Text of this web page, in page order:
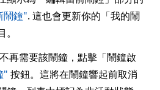
鬧鐘". 這也會更新你的「我的鬧
再需要該鬧鐘，點擊「鬧鐘啟
" 按鈕。這將在鬧鐘響起前取消